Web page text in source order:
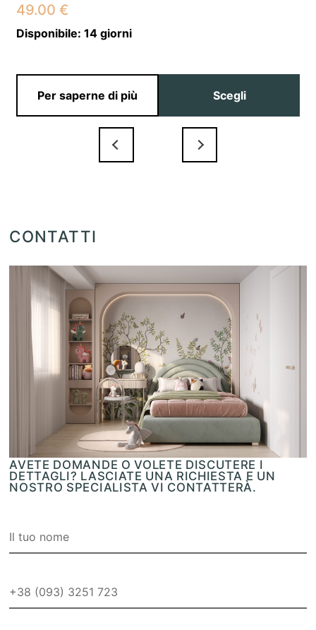
49.00€
Disponibile:14 giorni
Per saperne di più Scegli
CONTATTI
AVETE DOMANDE O VOLETE DISCUTERE I
DETTAGLI? LASCIATE UNA RICHIESTA E UN
NOSTRO SPECIALISTA VI CONTATTERÀ.